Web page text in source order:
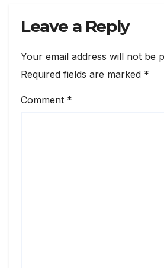
Leave a Reply
Your email address will not be
Required fields are marked *
Comment *